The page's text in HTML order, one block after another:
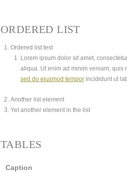
ORDERED LIST
Ordered list test
Lorem ipsum dolor sit amet,
aliqua. Ut enim ad minim veniam, quis
sed do eiusmod tempor incididunt ut
Another list element
Yet another element in the list
TABLES
Caption